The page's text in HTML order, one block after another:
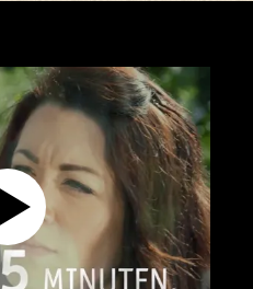
Foto: Wolfgang B. Kleiner